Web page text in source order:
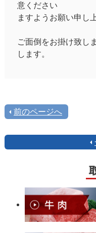
意ください
ますようお願い申し
ご面倒をお掛け致し
します。
前のページへ